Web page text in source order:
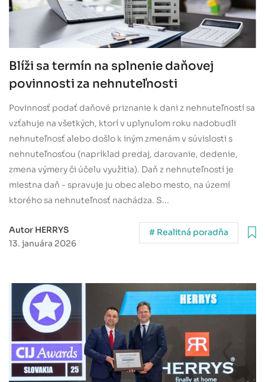
Blíži sa termín na splnenie daňovej
povinnosti za nehnuteľnosti
Povinnosť podať daňové priznanie k dani z nehnuteľností sa
vzťahuje na všetkých, ktorí v uplynulom roku nadobudli
nehnuteľnosť alebo došlo k iným zmenám v súvislosti s
nehnuteľnosťou (napríklad predaj, darovanie, dedenie,
zmena výmery či účelu využitia). Daň z nehnuteľností je
miestna daň - spravuje ju obec alebo mesto, na území
ktorého sa nehnuteľnosť nachádza. S...
Autor HERRYS
13. januára 2026
# Realitná poradňa